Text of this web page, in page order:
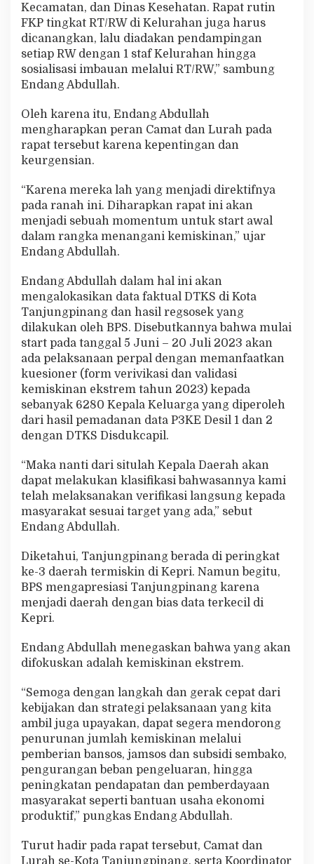
Kecamatan, dan Dinas Kesehatan. Rapat rutin
FKP tingkat RT/RW di Kelurahan juga harus
dicanangkan, lalu diadakan pendampingan
setiap RW dengan 1 staf Kelurahan hingga
sosialisasi imbauan melalui RT/RW,” sambung
Endang Abdullah.
Oleh karena itu, Endang Abdullah
mengharapkan peran Camat dan Lurah pada
rapat tersebut karena kepentingan dan
keurgensian.
“Karena mereka lah yang menjadi direktifnya
pada ranah ini. Diharapkan rapat ini akan
menjadi sebuah momentum untuk start awal
dalam rangka menangani kemiskinan,” ujar
Endang Abdullah.
Endang Abdullah dalam hal ini akan
mengalokasikan data faktual DTKS di Kota
Tanjungpinang dan hasil regsosek yang
dilakukan oleh BPS. Disebutkannya bahwa mulai
start pada tanggal 5 Juni – 20 Juli 2023 akan
ada pelaksanaan perpal dengan memanfaatkan
kuesioner (form verivikasi dan validasi
kemiskinan ekstrem tahun 2023) kepada
sebanyak 6280 Kepala Keluarga yang diperoleh
dari hasil pemadanan data P3KE Desil 1 dan 2
dengan DTKS Disdukcapil.
“Maka nanti dari situlah Kepala Daerah akan
dapat melakukan klasifikasi bahwasannya kami
telah melaksanakan verifikasi langsung kepada
masyarakat sesuai target yang ada,” sebut
Endang Abdullah.
Diketahui, Tanjungpinang berada di peringkat
ke-3 daerah termiskin di Kepri. Namun begitu,
BPS mengapresiasi Tanjungpinang karena
menjadi daerah dengan bias data terkecil di
Kepri.
Endang Abdullah menegaskan bahwa yang akan
difokuskan adalah kemiskinan ekstrem.
“Semoga dengan langkah dan gerak cepat dari
kebijakan dan strategi pelaksanaan yang kita
ambil juga upayakan, dapat segera mendorong
penurunan jumlah kemiskinan melalui
pemberian bansos, jamsos dan subsidi sembako,
pengurangan beban pengeluaran, hingga
peningkatan pendapatan dan pemberdayaan
masyarakat seperti bantuan usaha ekonomi
produktif,” pungkas Endang Abdullah.
Turut hadir pada rapat tersebut, Camat dan
Lurah se-Kota Tanjungpinang, serta Koordinator